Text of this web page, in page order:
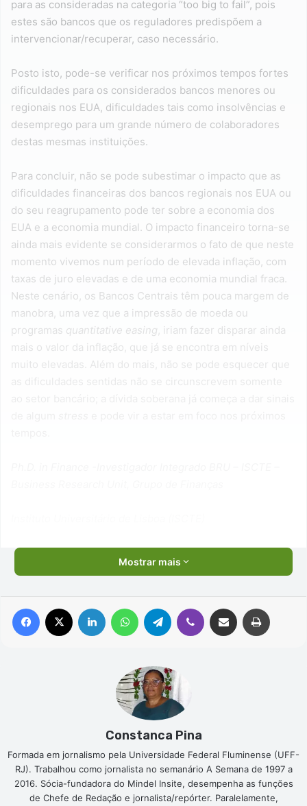
para as consideradas na categoria “too big to fail”, pois
estes são bancos que os reguladores predispõem a
intervencionar/recuperar, caso necessário.
Posto isto, pode-se verificar nos próximos tempos fortes
dificuldades para os considerados bancos menores ou
regionais nos EUA, dificuldades tais como insolvências e
desemprego para um grande número de colaboradores
destas mesmas instituições.
Para concluir, não se pode subestimar o impacto que as
dificuldades financeiras dos bancos regionais nos EUA ou
do seu reagrupamento pode ter sobre a economia dos
EUA e a economia mundial. O impacto financeiro torna-se
ainda mais evidente se considerarmos o fato de que neste
momento vivemos num período de elevada inflação, com
taxas de juro elevadas e de uma economia mundial fraca.
Neste cenário, os Bancos Centrais têm pouca margem de
manobra, uma vez que a impressão de moeda ou
programas quantitative easing , iriam fazer disparar ainda
mais o valor da inflação, que já se encontra em níveis
muito elevadas. Além do mais, não se pode esquecer que
Mostrar mais
Facebook Linkedin WhatsAppTelegram Viber Compartilhar via e-mail
Constanca Pina
Formada em jornalismo pela Universidade Federal Fluminense (UFF-
RJ). Trabalhou como jornalista no semanário A Semana de 1997 a
2016. Sócia-fundadora do Mindel Insite, desempenha as funções
de Chefe de Redação e jornalista/repórter. Paralelamente,